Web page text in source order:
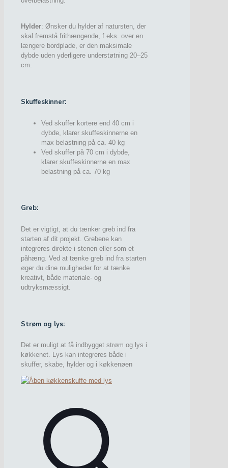
Hylder: Ønsker du hylder af natursten, der
skal fremstå frithængende, f.eks. over en
længere bordplade, er den maksimale
dybde uden yderligere understøtning 20–25
cm.
Skuffeskinner:
Ved skuffer kortere end 40 cm i
dybde, klarer skuffeskinnerne en
max belastning på ca. 40 kg
Ved skuffer på 70 cm i dybde,
klarer skuffeskinnerne en max
belastning på ca. 70 kg
Greb:
Det er vigtigt, at du tænker greb ind fra
starten af dit projekt. Grebene kan
integreres direkte i stenen eller som et
påhæng. Ved at tænke greb ind fra starten
øger du dine muligheder for at tænke
kreativt, både materiale- og
udtryksmæssigt.
Strøm og lys:
Det er muligt at få indbygget strøm og lys i
køkkenet. Lys kan integreres både i
skuffer, skabe, hylder og i køkkenøen